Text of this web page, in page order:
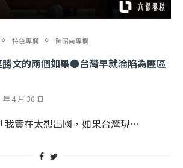
特色專欄 陳昭南專欄
勝文的兩個如果●台灣早就淪陷為匪區
年 4 月 30 日
實在太想出國，如果台灣現…